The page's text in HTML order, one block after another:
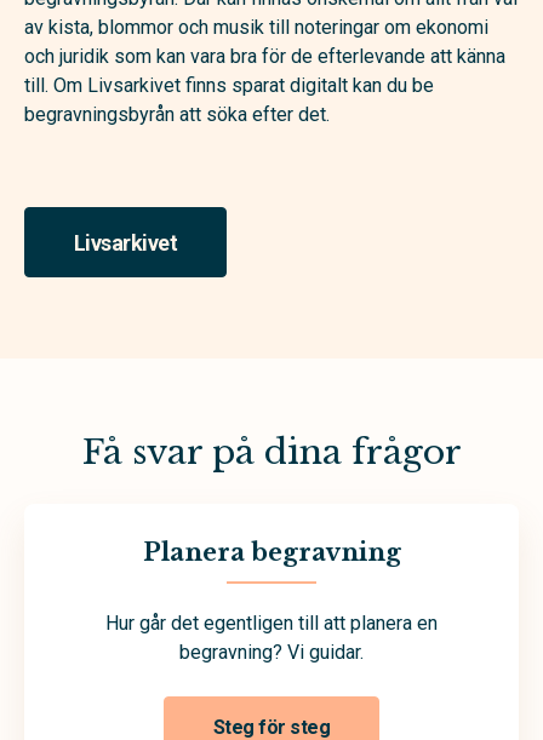
av kista, blommor och musik till noteringar om ekonomi
och juridik som kan vara bra för de efterlevande att känna
till. Om Livsarkivet finns sparat digitalt kan du be
begravningsbyrån att söka efter det.
Livsarkivet
Få svar på dina frågor
Planera begravning
Hur går det egentligen till att planera en
begravning? Vi guidar.
Steg för steg